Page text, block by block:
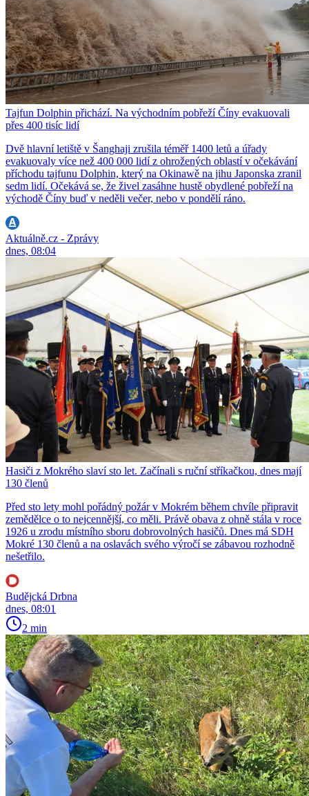
Tajfun Dolphin přichází. Na východním pobřeží Číny evakuovali
přes 400 tisíc lidí
Dvě hlavní letiště v Šanghaji zrušila téměř 1400 letů a úřady
evakuovaly více než 400 000 lidí z ohrožených oblastí v očekávání
příchodu tajfunu Dolphin, který na Okinawě na jihu Japonska zranil
sedm lidí. Očekává se, že živel zasáhne hustě obydlené pobřeží na
východě Číny buď v neděli večer, nebo v pondělí ráno.
Aktuálně.cz - Zprávy
dnes, 08:04
Hasiči z Mokrého slaví sto let. Začínali s ruční stříkačkou, dnes mají
130 členů
Před sto lety mohl pořádný požár v Mokrém během chvíle připravit
zemědělce o to nejcennější, co měli. Právě obava z ohně stála v roce
1926 u zrodu místního sboru dobrovolných hasičů. Dnes má SDH
Mokré 130 členů a na oslavách svého výročí se zábavou rozhodně
nešetřilo.
Budějcká Drbna
dnes, 08:01
2 min